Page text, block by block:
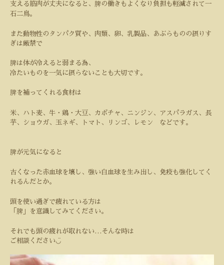
支える筋肉が丈夫になると、脾の働きもよくなり負担も軽減されて一
石二鳥。
また動物性のタンパク質や、肉類、卵、乳製品、あぶらものの摂りす
ぎは厳禁で
脾は体が冷えると弱まる為、
冷たいものを一気に摂らないことも大切です。
脾を補ってくれる食材は
米、ハト麦、牛・鶏・大豆、カボチャ、ニンジン、アスパラガス、長
芋、ショウガ、玉ネギ、トマト、リンゴ、レモン などです。
脾が元気になると
古くなった赤血球を壊し、強い白血球を生み出し、免疫も強化してく
れるんだとか。
頭を使い過ぎで疲れている方は
「脾」を意識してみてください。
それでも頭の疲れが取れない … そんな時は
ご相談ください◡̈